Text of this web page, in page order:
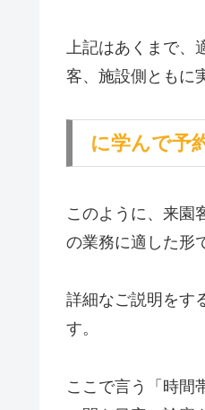
上記はあくまで
客、施設側ともに
に学んで予
このように、来園
の業務に適した形
詳細なご説明をす
す。
ここで言う「時間